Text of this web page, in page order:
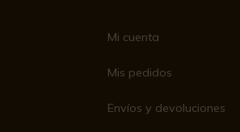
Mi cuenta
Mis pedidos
Envíos y devoluciones